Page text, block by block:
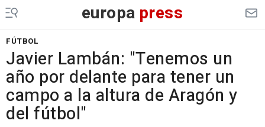
europa press
FÚTBOL
Javier Lambán: "Tenemos un
año por delante para tener un
campo a la altura de Aragón y
del fútbol"